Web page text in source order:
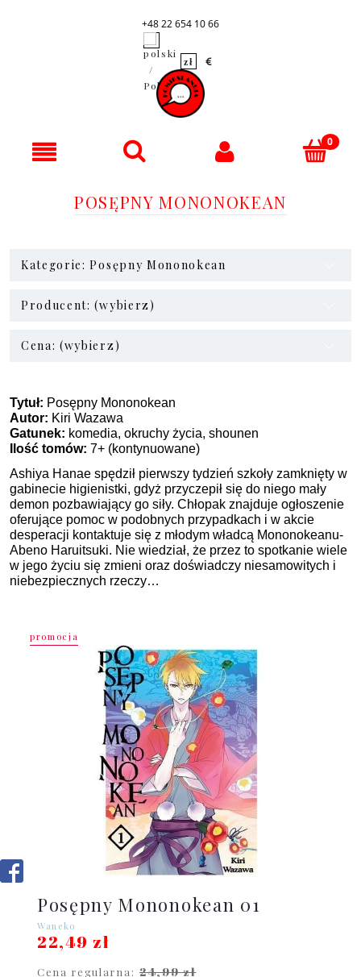
+48 22 654 10 66
POSĘPNY MONONOKEAN
Kategorie: Posępny Mononokean
Producent: (wybierz)
Cena: (wybierz)
Tytuł: Posępny Mononokean
Autor: Kiri Wazawa
Gatunek: komedia, okruchy życia, shounen
Ilość tomów: 7+ (kontynuowane)
Ashiya Hanae spędził pierwszy tydzień szkoły zamknięty w
gabinecie higienistki, gdyż przyczepił się do niego mały
demon pozbawiający go siły. Chłopak znajduje ogłoszenie
oferujące pomoc w podobnych przypadkach i w akcie
desperacji kontaktuje się z młodym władcą Mononokeanu-
Abeno Haruitsuki. Nie wiedział, że przez to spotkanie wiele
w jego życiu się zmieni oraz doświadczy niesamowitych i
niebezpiecznych rzeczy…
Posępny Mononokean 01
Waneko
22,49 zł
Cena regularna: 24,99 zł
promocja